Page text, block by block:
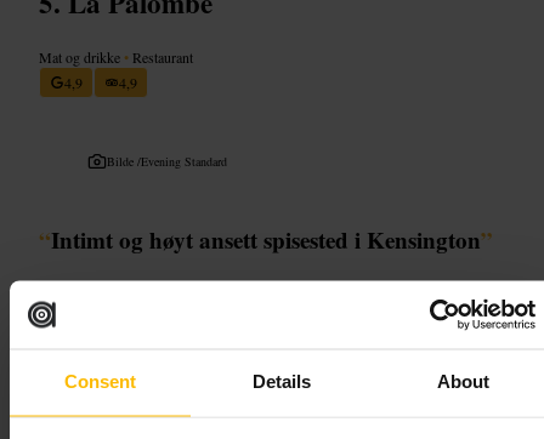
Consent Details About
Mat og drikke • Restaurant
4,9
4,9
Bilde /Evening Standard
“Intimt og høyt ansett spisested i Kensington”
Egnet for
Parmiddag Forretningsmiddag #Vennekveld
#Fineremåltid #Koseligsted